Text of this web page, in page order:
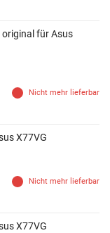
für Asus
Nicht mehr lieferbar
X77VG
Nicht mehr lieferbar
X77VG